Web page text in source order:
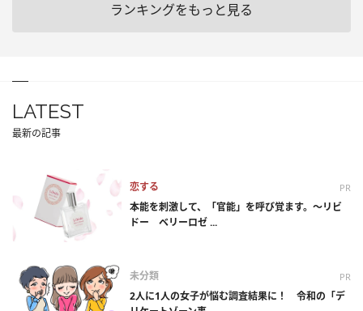
ランキングをもっと見る
LATEST
最新の記事
恋する PR
本能を刺激して、「官能」を呼び覚ます。～リビ
ドー ベリーロゼ ...
未分類 PR
2人に1人の女子が悩む調査結果に！ 令和の「デ